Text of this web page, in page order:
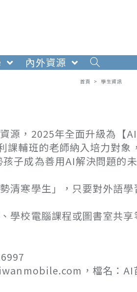
內外資源
首頁 > 學生資訊
源，2025年全面升級為【
課輔班的老師納入培力對象
子成為善用AI解決問題的
清寒學生」，只要對外語
學校電腦課程或圖書室共
，檔名：AI